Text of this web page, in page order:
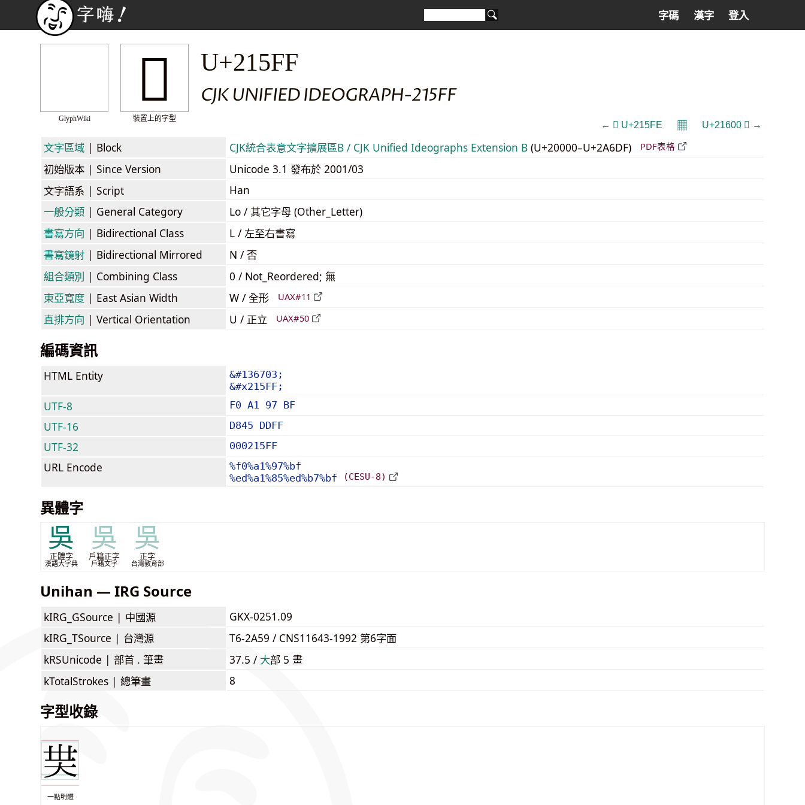
字碼 漢字 登入
GlyphWiki
𡗿
裝置上的字型
U+215FF
CJK UNIFIED IDEOGRAPH-215FF
← 𡗾 U+215FE 𝄜 U+21600 𡘀 →
文字區域 | Block CJK統合表意文字擴展區B / CJK Unified Ideographs Extension B (U+20000–U+2A6DF) PDF表格
初始版本 | Since Version
Unicode 3.1 發布於 2001/03
文字語系 | Script
Han
一般分類 | General Category
Lo / 其它字母 (Other_Letter)
書寫方向 | Bidirectional Class
L / 左至右書寫
書寫鏡射 | Bidirectional Mirrored
N / 否
組合類別 | Combining Class
0 / Not_Reordered; 無
東亞寬度 | East Asian Width W / 全形 UAX#11
直排方向 | Vertical Orientation U / 正立 UAX#50
編碼資訊
HTML Entity
&#136703;
&#x215FF;
UTF-8 F0 A1 97 BF
UTF-16 D845 DDFF
UTF-32 000215FF
URL Encode
%f0%a1%97%bf
%ed%a1%85%ed%b7%bf
(CESU-8)
異體字
吳
正體字
漢語大字典
吳
戶籍正字
戶籍文字
吳
正字
台灣教育部
Unihan — IRG Source
kIRG_GSource | 中國源
GKX-0251.09
kIRG_TSource | 台灣源
T6-2A59 / CNS11643-1992 第6字面
kRSUnicode | 部首 . 筆畫 37.5 / ⼤部 5 畫
kTotalStrokes | 總筆畫 8
字型收錄
一點明體